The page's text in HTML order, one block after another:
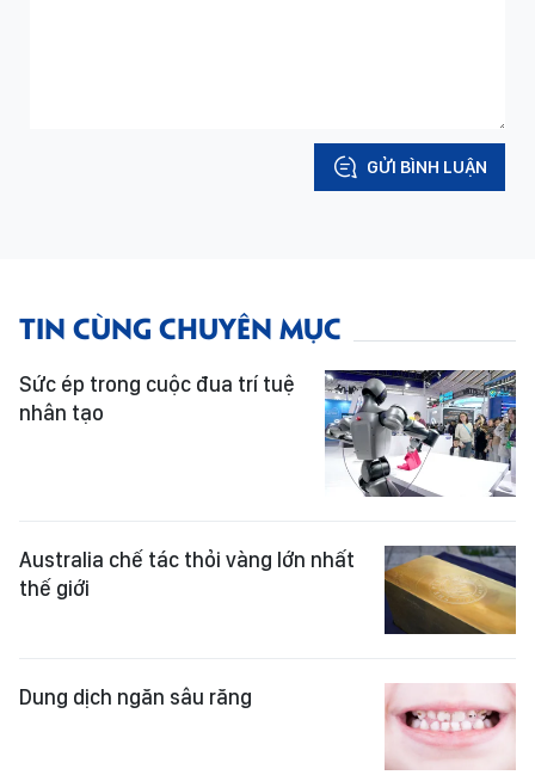
GỬI BÌNH LUẬN
TIN CÙNG CHUYÊN MỤC
Sức ép trong cuộc đua trí tuệ
nhân tạo
Australia chế tác thỏi vàng lớn nhất
thế giới
Dung dịch ngăn sâu răng